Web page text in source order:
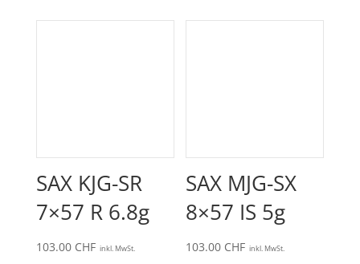
SAX KJG-SR
7×57 R 6.8g
103.00 CHF inkl. MwSt.
SAX MJG-SX
8×57 IS 5g
103.00 CHF inkl. MwSt.